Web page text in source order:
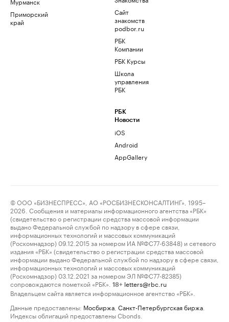
Приморский
край
Сайт
знакомств
podbor.ru
РБК
Компании
РБК Курсы
Школа
управления
РБК
РБК
Новости
iOS
Android
AppGallery
© ООО «БИЗНЕСПРЕСС», АО «РОСБИЗНЕСКОНСАЛТИНГ», 1995–
2026. Сообщения и материалы информационного агентства «РБК»
(свидетельство о регистрации средства массовой информации
выдано Федеральной службой по надзору в сфере связи,
информационных технологий и массовых коммуникаций
(Роскомнадзор) 09.12.2015 за номером ИА №ФС77-63848) и сетевого
издания «РБК» (свидетельство о регистрации средства массовой
информации выдано Федеральной службой по надзору в сфере связи,
информационных технологий и массовых коммуникаций
(Роскомнадзор) 03.12.2021 за номером ЭЛ №ФС77-82385)
сопровождаются пометкой «РБК».
18+ letters@rbc.ru
Владельцем сайта является информационное агентство «РБК».
Данные предоставлены: Мосбиржа Санкт-Петербургская биржа
Индексы облигаций предоставлены Cbonds.